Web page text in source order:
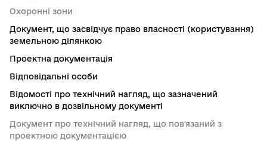
Охоронні зони
Документ, що засвідчує право власності (користування)
земельною ділянкою
Проектна документація
Відповідальні особи
Відомості про технічний нагляд, що зазначений
виключно в дозвільному документі
Документ про технічний нагляд, що пов'язаний з
проектною документацією